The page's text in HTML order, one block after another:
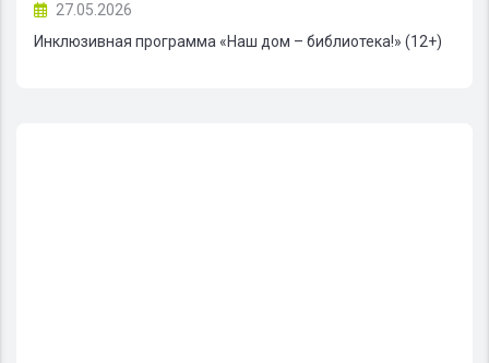
27.05.2026
Инклюзивная программа «Наш дом – библиотека!» (12+)